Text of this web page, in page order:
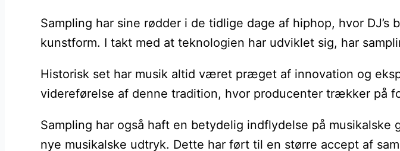
Sampling har sine rødder i de tidlige dage af hiphop, hvor
kunstform. I takt med at teknologien har udviklet sig, har
Historisk set har musik altid været præget af innovation og
videreførelse af denne tradition, hvor producenter trækker på
Sampling har også haft en betydelig indflydelse på
nye musikalske udtryk. Dette har ført til en større accept af